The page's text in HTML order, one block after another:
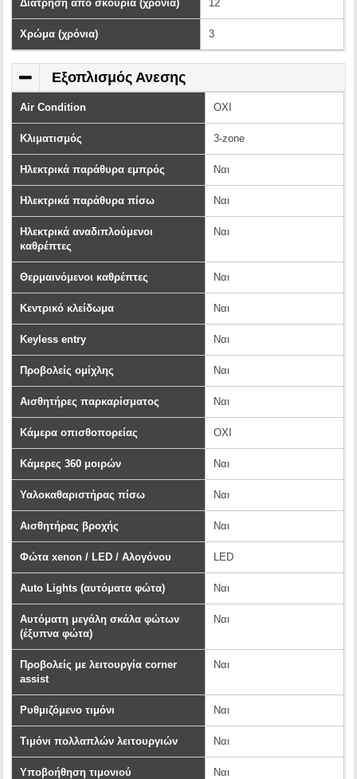
Διάτρηση από σκουριά (χρόνια) 12
Χρώμα (χρόνια) 3
Εξοπλισμός Ανεσης
Air Condition OXI
Κλιματισμός 3-zone
Ηλεκτρικά παράθυρα εμπρός Ναι
Ηλεκτρικά παράθυρα πίσω Ναι
Ηλεκτρικά αναδιπλούμενοι
καθρέπτες
Ναι
Θερμαινόμενοι καθρέπτες Ναι
Κεντρικό κλείδωμα Ναι
Keyless entry Ναι
Προβολείς ομίχλης Ναι
Αισθητήρες παρκαρίσματος Ναι
Κάμερα οπισθοπορείας ΟΧΙ
Κάμερες 360 μοιρών Ναι
Υαλοκαθαριστήρας πίσω Ναι
Αισθητήρας βροχής Ναι
Φώτα xenon / LED / Αλογόνου LED
Αuto Lights (αυτόματα φώτα) Ναι
Αυτόματη μεγάλη σκάλα φώτων
(έξυπνα φώτα)
Ναι
Προβολείς με λειτουργία corner
assist
Ναι
Ρυθμιζόμενο τιμόνι Ναι
Τιμόνι πολλαπλών λειτουργιών Ναι
Υποβοήθηση τιμονιού Ναι